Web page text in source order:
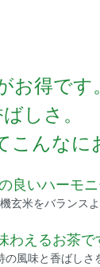
得です。
しさ。
んなに
良いハーモ
玄米をバランスよ
わえるお茶で
風味と香ばしさ